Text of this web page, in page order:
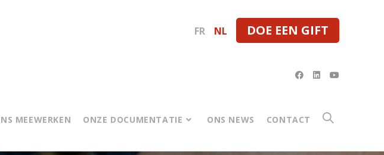
FR NL DOE EEN GIFT
MEEWERKEN ONZE DOCUMENTATIE ONS NEWS CONTACT